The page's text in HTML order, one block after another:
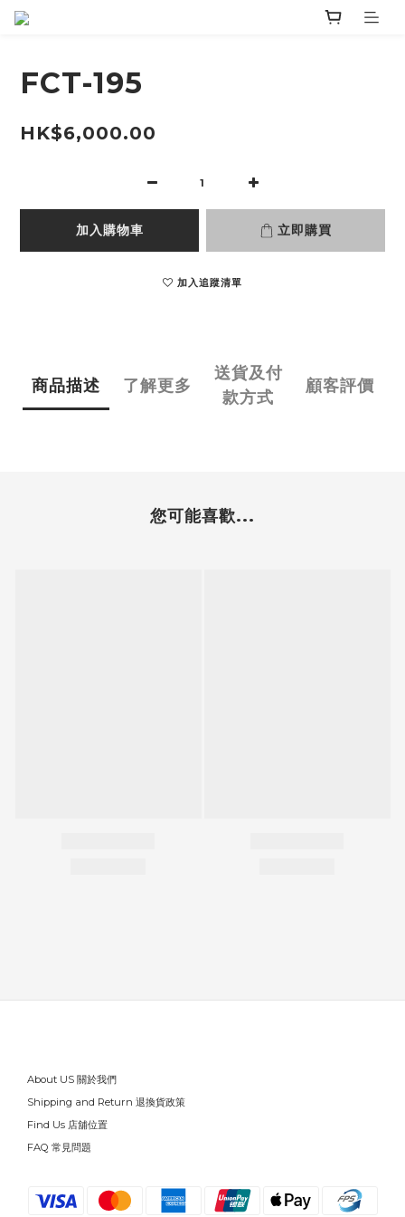
FCT-195
HK$6,000.00
加入購物車 立即購買
加入追蹤清單
商品描述 了解更多
送貨及付
款方式
顧客評價
您可能喜歡...
About US 關於我們
Shipping and Return 退換貨政策
Find Us 店舖位置
FAQ 常見問題